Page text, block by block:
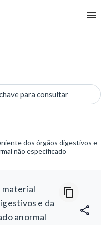
para consultar
dos órgãos digestivos e
não especificado
material
e da
anormal